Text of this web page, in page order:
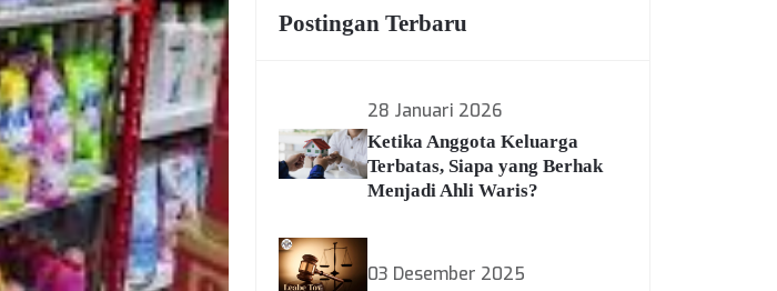
Postingan Terbaru
28 Januari 2026
Ketika Anggota Keluarga
Terbatas, Siapa yang Berhak
Menjadi Ahli Waris?
03 Desember 2025